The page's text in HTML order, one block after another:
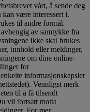
vårt, å sende deg
være interessert i.
til andre formål.
av samtykke fra
ikke skal brukes
innhold eller meldinger,
om dine online-
for
informasjonskapsler
Vennligst merk
til å få tilsendt
vil fortsatt motta
For mer